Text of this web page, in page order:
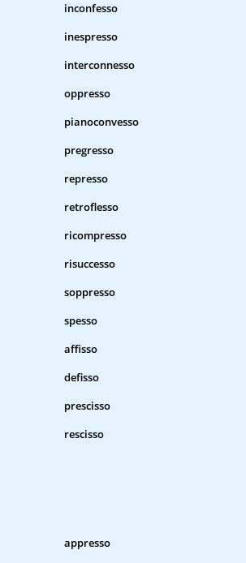
inconfesso
inespresso
interconnesso
oppresso
pianoconvesso
pregresso
represso
retroflesso
ricompresso
risuccesso
soppresso
spesso
affisso
defisso
prescisso
rescisso
appresso